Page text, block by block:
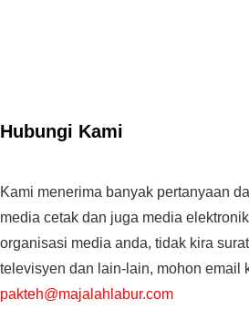
Hubungi Kami
Kami menerima banyak pertanyaan
media cetak dan juga media
organisasi media anda, tidak kira
televisyen dan lain-lain, mohon email
pakteh@majalahlabur.com